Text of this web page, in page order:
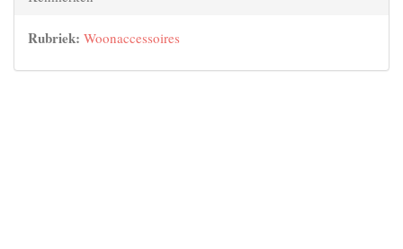
Rubriek: Woonaccessoires